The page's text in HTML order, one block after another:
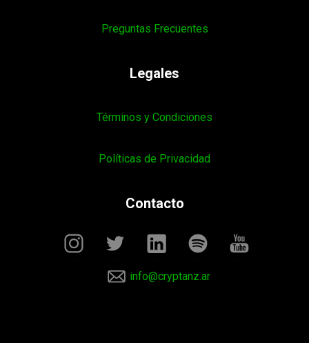
Preguntas Frecuentes
Legales
Términos y Condiciones
Políticas de Privacidad
Contacto
info@cryptanz.ar